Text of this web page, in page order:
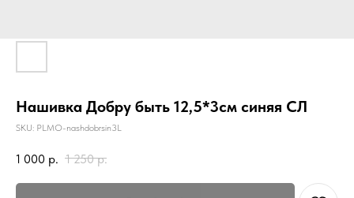
Нашивка Добру быть 12,5*3см синяя СЛ
SKU: PLMO-nashdobrsin3L
1 000 р. 1 250 р.